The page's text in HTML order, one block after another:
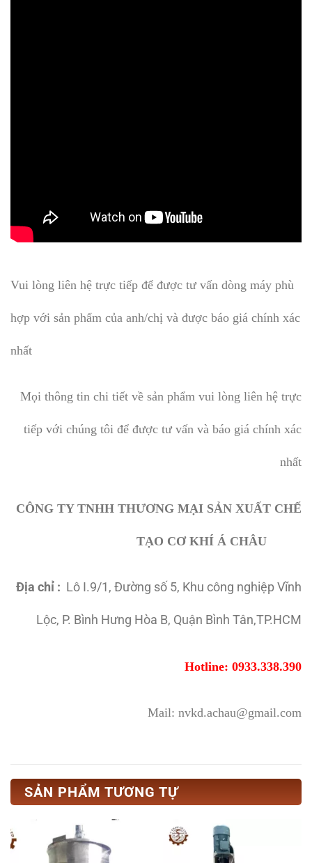
Vui lòng liên hệ trực tiếp để được tư vấn dòng máy phù
hợp với sản phẩm của anh/chị và được báo giá chính xác
nhất
Mọi thông tin chi tiết về sản phẩm vui lòng liên hệ trực
tiếp với chúng tôi để được tư vấn và báo giá chính xác
nhất
CÔNG TY TNHH THƯƠNG MẠI SẢN XUẤT CHẾ
TẠO CƠ KHÍ Á CHÂU
Địa chỉ : Lô I.9/1, Đường số 5, Khu công nghiệp Vĩnh
Lộc, P. Bình Hưng Hòa B, Quận Bình Tân,TP.HCM
Hotline: 0933.338.390
Mail: nvkd.achau@gmail.com
SẢN PHẨM TƯƠNG TỰ